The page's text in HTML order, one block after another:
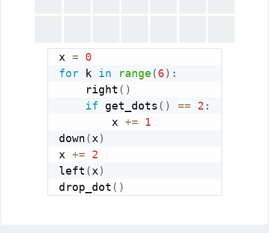
x =
0
for k in range(6) :
    right
( )
if get_dots ( ) == 2 :
        x
+=
1
down(x)
x +=
2
left (x)
drop_dot ( )